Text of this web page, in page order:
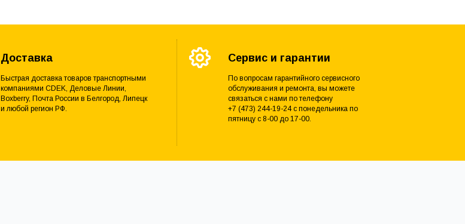
Доставка
Быстрая доставка товаров транспортными
компаниями CDEK, Деловые Линии,
Boxberry, Почта России в Белгород, Липецк
и любой регион РФ.
Сервис и гарантии
По вопросам гарантийного сервисного
обслуживания и ремонта, вы можете
связаться с нами по телефону
+7 (473) 244-19-24 с понедельника по
пятницу с 8-00 до 17-00.